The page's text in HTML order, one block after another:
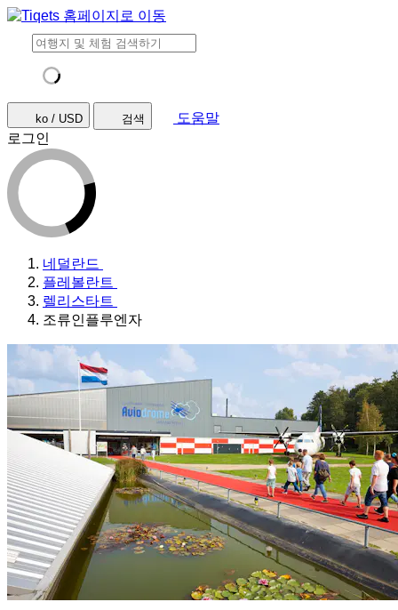
ko / USD 검색
도움말
로그인
네덜란드
플레볼란트
렐리스타트
조류인플루엔자